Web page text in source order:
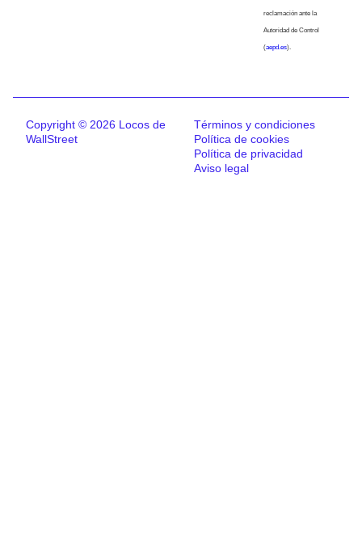
reclamación ante la
Autoridad de Control
(aepd.es).
Copyright © 2026 Locos de
WallStreet
Términos y condiciones
Política de cookies
Política de privacidad
Aviso legal